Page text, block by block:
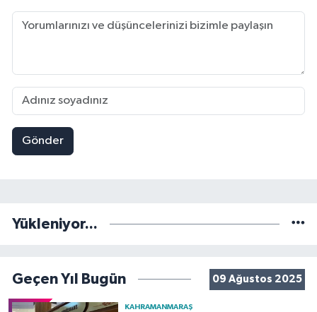
Gönder
Yükleniyor...
Geçen Yıl Bugün 09 Ağustos 2025
KAHRAMANMARAŞ